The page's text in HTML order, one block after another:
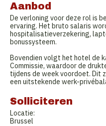
Aanbod
De verloning voor deze rol is
ervaring. Het bruto salaris
hospitalisatieverzekering,
bonussysteem.
Bovendien volgt het hotel de
Commissie, waardoor de
tijdens de week voordoet. Dit
een uitstekende werk-
Solliciteren
Locatie:
Brussel